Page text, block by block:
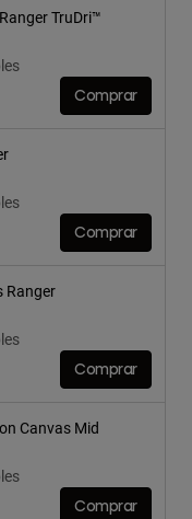
TruDri™
from
Comprar
Comprar
Ranger
Comprar
Canvas Mid
Comprar